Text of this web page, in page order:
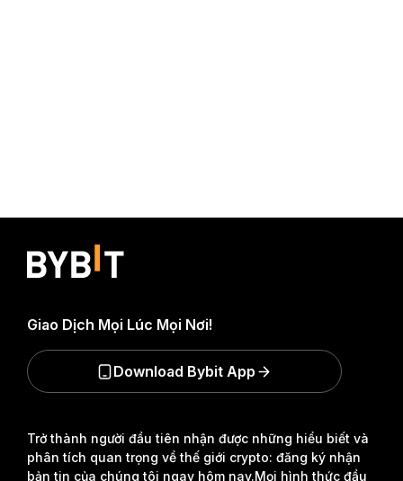
Trở thành người đầu tiên nhận được những hiểu biết và
phân tích quan trọng về thế giới crypto: đăng ký nhận
bản tin của chúng tôi ngay hôm nay.Mọi hình thức đầu
Giao Dịch Mọi Lúc Mọi Nơi!
Download Bybit App